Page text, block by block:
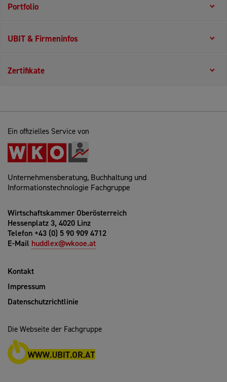
Portfolio
UBIT & Firmeninfos
Zertifikate
Ein offizielles Service von
Unternehmensberatung, Buchhaltung und
Informationstechnologie Fachgruppe
Wirtschaftskammer Oberösterreich
Hessenplatz 3, 4020 Linz
Telefon +43 (0) 5 90 909 4712
E-Mail huddlex@wkooe.at
Kontakt
Impressum
Datenschutzrichtlinie
Die Webseite der Fachgruppe